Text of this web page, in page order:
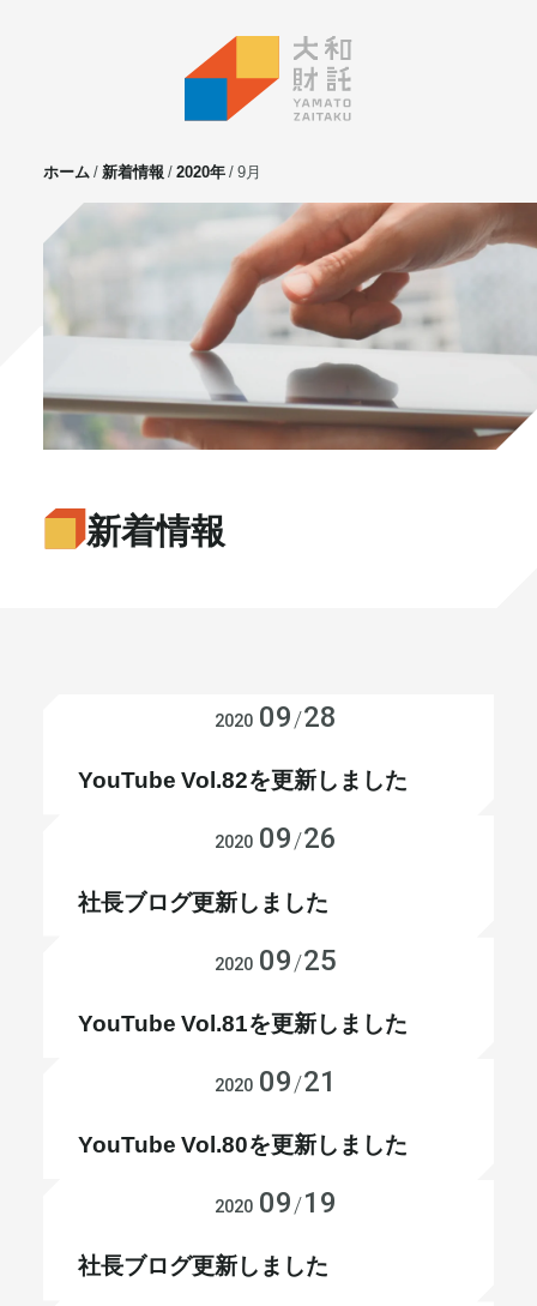
サービス
不動産投資
⼟地活⽤
賃貸管理
実需用戸建・マンション
ホテル事業
お客様の声
社⻑ブログ
代表メッセージ
コラム
不動産を売りたい方
まずは無料で相談
ホーム 新着情報 2020年 9月
新着情報
2020 09/28
YouTube Vol.82を更新しました
2020 09/26
社長ブログ更新しました
2020 09/25
YouTube Vol.81を更新しました
2020 09/21
YouTube Vol.80を更新しました
2020 09/19
社長ブログ更新しました